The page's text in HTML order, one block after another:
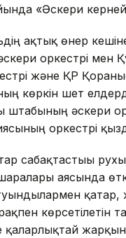
«Әскери
ақтық өнер
оркестрі
және ҚР
көркін шет
штабының әскери
оркестрі
сабақтастығы
аясында
қатар,
көрсетілетін
жарқын